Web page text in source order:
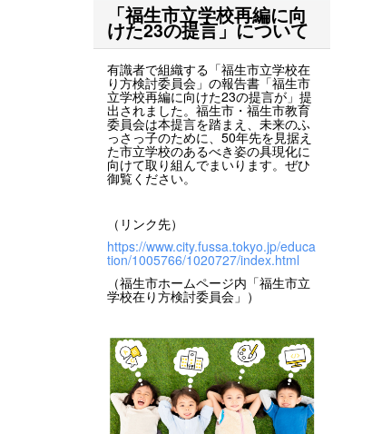
「福生市立学校再編に向
けた23の提言」について
有識者で組織する「福生市立学校在
り方検討委員会」の報告書「福生市
立学校再編に向けた23の提言が」提
出されました。福生市・福生市教育
委員会は本提言を踏まえ、未来のふ
っさっ子のために、50年先を見据え
た市立学校のあるべき姿の具現化に
向けて取り組んでまいります。ぜひ
御覧ください。
（リンク先）
https://www.city.fussa.tokyo.jp/educa
tion/1005766/1020727/index.html
（福生市ホームページ内「福生市立
学校在り方検討委員会」）